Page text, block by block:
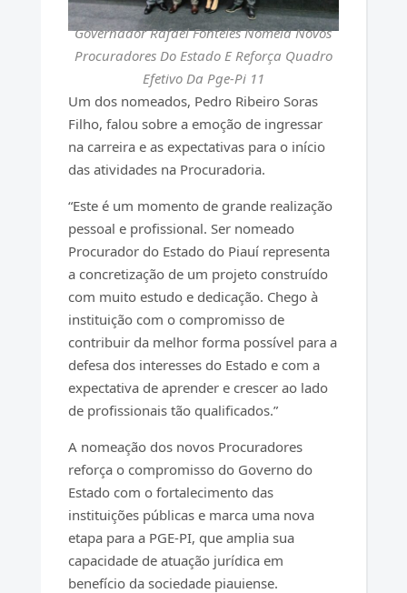
Governador Rafael Fonteles Nomeia Novos
Procuradores Do Estado E Reforça Quadro
Efetivo Da Pge-Pi 11
Um dos nomeados, Pedro Ribeiro Soras
Filho, falou sobre a emoção de ingressar
na carreira e as expectativas para o início
das atividades na Procuradoria.
“Este é um momento de grande realização
pessoal e profissional. Ser nomeado
Procurador do Estado do Piauí representa
a concretização de um projeto construído
com muito estudo e dedicação. Chego à
instituição com o compromisso de
contribuir da melhor forma possível para a
defesa dos interesses do Estado e com a
expectativa de aprender e crescer ao lado
de profissionais tão qualificados.”
A nomeação dos novos Procuradores
reforça o compromisso do Governo do
Estado com o fortalecimento das
instituições públicas e marca uma nova
etapa para a PGE-PI, que amplia sua
capacidade de atuação jurídica em
benefício da sociedade piauiense.